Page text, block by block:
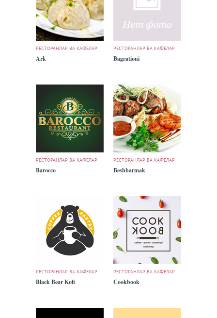
РЕСТОРАНЛАР ВА КАФЕЛАР
Ark
РЕСТОРАНЛАР ВА КАФЕЛАР
Bagrationi
РЕСТОРАНЛАР ВА КАФЕЛАР
Barocco
РЕСТОРАНЛАР ВА КАФЕЛАР
Beshbarmak
РЕСТОРАНЛАР ВА КАФЕЛАР
Black Bear Kofi
РЕСТОРАНЛАР ВА КАФЕЛАР
Cookbook